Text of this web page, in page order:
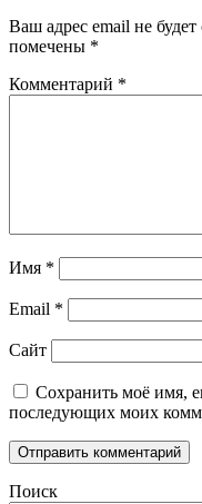
Ваш адрес email не
помечены *
Комментарий *
Имя *
Email *
Сайт
Сохранить моё имя,
последующих моих
Поиск